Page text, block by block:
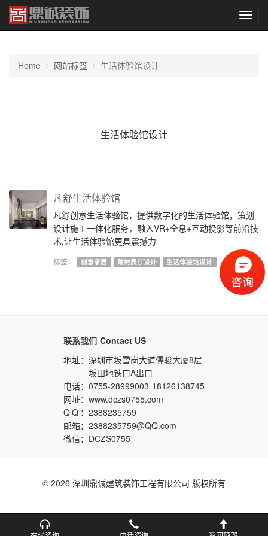
切
换
Home 网站标签 生活体验馆设计
生活体验馆设计
凡舒生活体验馆
凡舒创意生活体验馆，提供数字化的生活体验馆，策划
设计施工一体化服务，融入VR+全息+互动投影等前沿技
术,让生活体验馆更具震撼力
标签： 创意家居 建材展厅设计 生活体验馆设计
联系我们 Contact US
地址： 深圳市坂雪岗大道儒骏大厦8层
坂田地铁口A出口
电话： 0755-28999003 18126138745
网址： www.dczs0755.com
QQ ： 2388235759
邮箱： 2388235759@QQ.com
微信： DCZS0755
© 2026 深圳鼎诚建筑装饰工程有限公司 版权所有